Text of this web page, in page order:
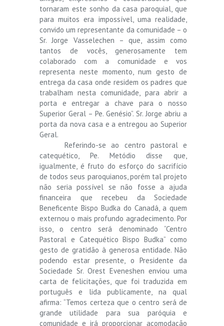
tornaram este sonho da casa paroquial, que
para muitos era impossível, uma realidade,
convido um representante da comunidade – o
Sr. Jorge Vasselechen – que, assim como
tantos de vocês, generosamente tem
colaborado com a comunidade e vos
representa neste momento, num gesto de
entrega da casa onde residem os padres que
trabalham nesta comunidade, para abrir a
porta e entregar a chave para o nosso
Superior Geral – Pe. Genésio”. Sr. Jorge abriu a
porta da nova casa e a entregou ao Superior
Geral.
Referindo-se ao centro pastoral e
catequético, Pe. Metódio disse que,
igualmente, é fruto do esforço do sacrifício
de todos seus paroquianos, porém tal projeto
não seria possível se não fosse a ajuda
financeira que recebeu da Sociedade
Beneficente Bispo Budka do Canadá, a quem
externou o mais profundo agradecimento. Por
isso, o centro será denominado “Centro
Pastoral e Catequético Bispo Budka” como
gesto de gratidão à generosa entidade. Não
podendo estar presente, o Presidente da
Sociedade Sr. Orest Eveneshen enviou uma
carta de felicitações, que foi traduzida em
português e lida publicamente, na qual
afirma: “Temos certeza que o centro será de
grande utilidade para sua paróquia e
comunidade e irá proporcionar acomodação